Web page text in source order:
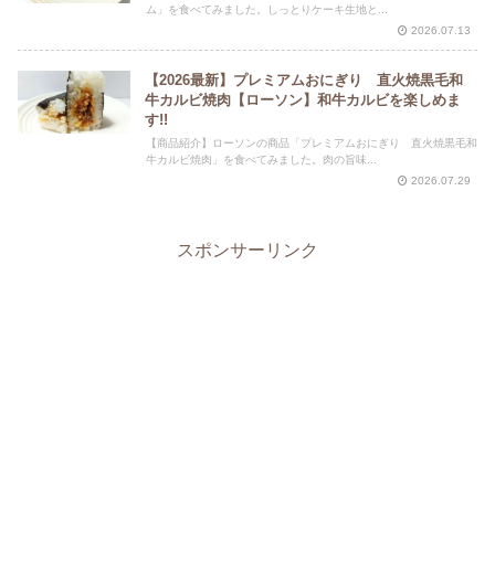
ム」を食べてみました。しっとりケーキ生地と...
2026.07.13
【2026最新】プレミアムおにぎり 直火焼黒毛和
牛カルビ焼肉【ローソン】和牛カルビを楽しめま
す!!
【商品紹介】ローソンの商品「プレミアムおにぎり 直火焼黒毛和
牛カルビ焼肉」を食べてみました。肉の旨味...
2026.07.29
スポンサーリンク